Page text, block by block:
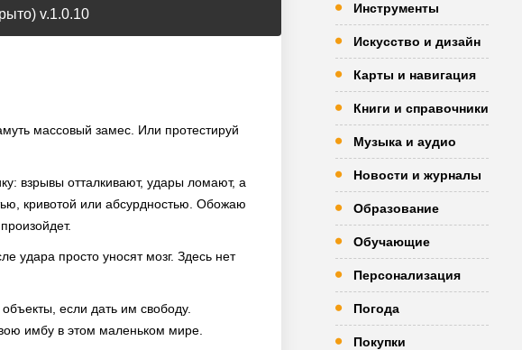
v.1.0.10
массовый замес. Или протестируй
взрывы отталкивают, удары ломают, а
кривотой или абсурдностью. Обожаю
удара просто уносят мозг. Здесь нет
если дать им свободу.
имбу в этом маленьком мире.
Инструменты
Искусство и дизайн
Карты и навигация
Книги и справочники
Музыка и аудио
Новости и журналы
Образование
Обучающие
Персонализация
Погода
Покупки